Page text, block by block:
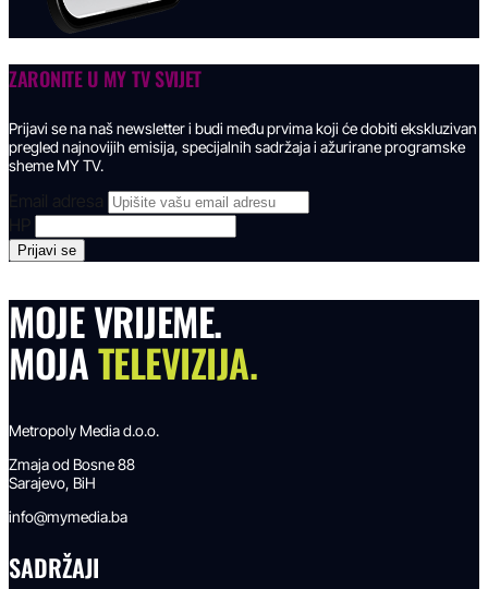
ZARONITE U MY TV SVIJET
Prijavi se na naš newsletter i budi među prvima koji će dobiti ekskluzivan
pregled najnovijih emisija, specijalnih sadržaja i ažurirane programske
sheme MY TV.
Email adresa
MOJE VRIJEME.
MOJATELEVIZIJA.
Metropoly Media d.o.o.
Zmaja od Bosne 88
Sarajevo, BiH
info@mymedia.ba
SADRŽAJI